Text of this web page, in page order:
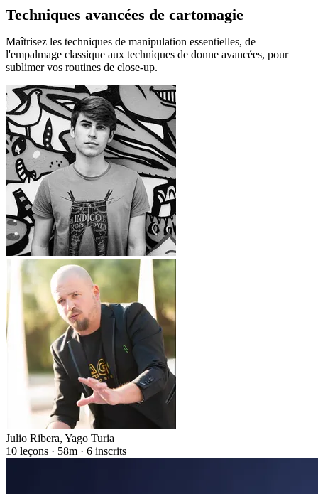
Techniques avancées de cartomagie
Maîtrisez les techniques de manipulation essentielles, de
l'empalmage classique aux techniques de donne avancées, pour
sublimer vos routines de close-up.
Julio Ribera, Yago Turia
10 leçons · 58m · 6 inscrits